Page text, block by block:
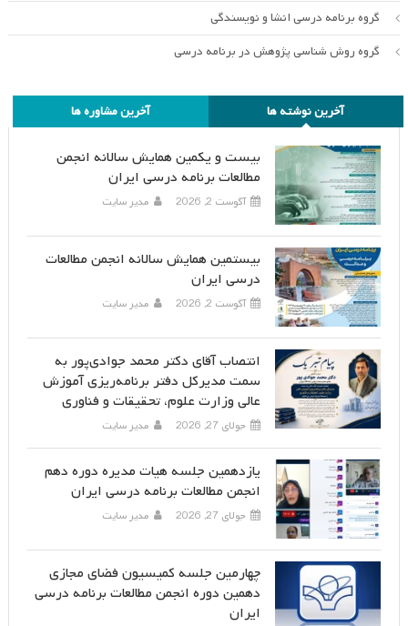
گروه برنامه درسی انشا و نویسندگی
گروه روش شناسی پژوهش در برنامه درسی
آخرین نوشته ها آخرین مشاوره ها
بیست و یکمین همایش سالانه انجمن
مطالعات برنامه درسی ایران
آگوست 2, 2026 مدیر سایت
بیستمین همایش سالانه انجمن مطالعات
درسی ایران
آگوست 2, 2026 مدیر سایت
انتصاب آقای دکتر محمد جوادی‌پور به
سمت مدیرکل دفتر برنامه‌ریزی آموزش
عالی وزارت علوم، تحقیقات و فناوری
جولای 27, 2026 مدیر سایت
یازدهمین جلسه هیات مدیره دوره دهم
انجمن مطالعات برنامه درسی ایران
جولای 27, 2026 مدیر سایت
چهارمین جلسه کمیسیون فضای مجازی
دهمین دوره انجمن مطالعات برنامه درسی
ایران